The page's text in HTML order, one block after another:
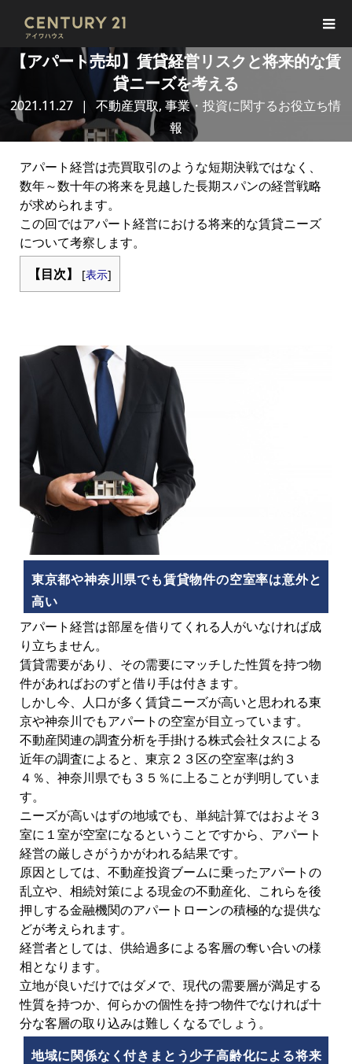
【アパート売却】賃貸経営リスクと将来的な賃
貸ニーズを考える
2021.11.27 不動産買取,事業・投資に関するお役立ち情
報
アパート経営は売買取引のような短期決戦ではなく、
数年～数十年の将来を見越した長期スパンの経営戦略
が求められます。
この回ではアパート経営における将来的な賃貸ニーズ
について考察します。
【目次】
[表示]
東京都や神奈川県でも賃貸物件の空室率は意外と
高い
アパート経営は部屋を借りてくれる人がいなければ成
り立ちません。
賃貸需要があり、その需要にマッチした性質を持つ物
件があればおのずと借り手は付きます。
しかし今、人口が多く賃貸ニーズが高いと思われる東
京や神奈川でもアパートの空室が目立っています。
不動産関連の調査分析を手掛ける株式会社タスによる
近年の調査によると、東京２３区の空室率は約３
４％、神奈川県でも３５％に上ることが判明していま
す。
ニーズが高いはずの地域でも、単純計算ではおよそ３
室に１室が空室になるということですから、アパート
経営の厳しさがうかがわれる結果です。
原因としては、不動産投資ブームに乗ったアパートの
乱立や、相続対策による現金の不動産化、これらを後
押しする金融機関のアパートローンの積極的な提供な
どが考えられます。
経営者としては、供給過多による客層の奪い合いの様
相となります。
立地が良いだけではダメで、現代の需要層が満足する
性質を持つか、何らかの個性を持つ物件でなければ十
分な客層の取り込みは難しくなるでしょう。
地域に関係なく付きまとう少子高齢化による将来